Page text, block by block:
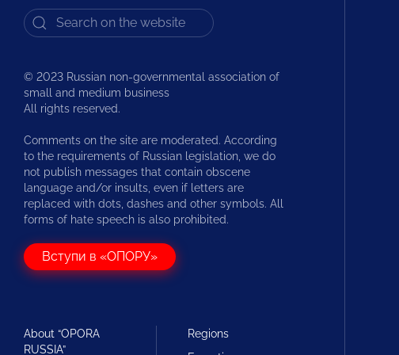
© 2023 Russian non-governmental association of
small and medium business
All rights reserved.
Comments on the site are moderated. According
to the requirements of Russian legislation, we do
not publish messages that contain obscene
language and/or insults, even if letters are
replaced with dots, dashes and other symbols. All
forms of hate speech is also prohibited.
Вступи в «ОПОРУ»
About “OPORA
RUSSIA”
Regions